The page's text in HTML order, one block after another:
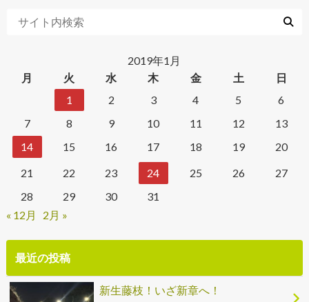
2019年1月
月
火 水 木 金 土
日
1
2 3 4 5
6
7
8 9 10 11 12
13
14
15 16 17 18 19
20
21
22 23 24 25 26
27
28
29 30
31
« 12月
2月 »
最近の投稿
新生藤枝！いざ新章へ！